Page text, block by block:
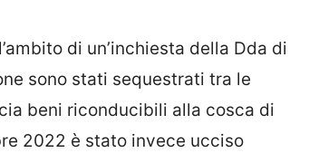
di un’inchiesta della Dda di
sono stati sequestrati tra le
beni riconducibili alla cosca di
2022 è stato invece ucciso